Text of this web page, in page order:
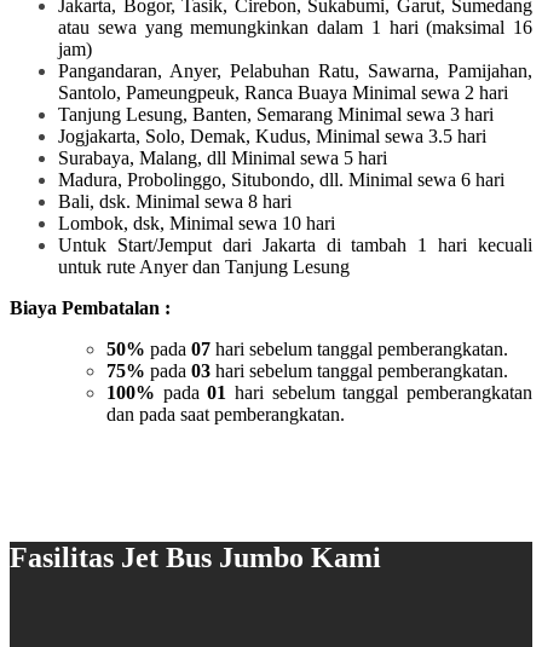
Jakarta, Bogor, Tasik, Cirebon, Sukabumi, Garut, Sumedang
atau sewa yang memungkinkan dalam 1 hari (maksimal 16
jam)
Pangandaran, Anyer, Pelabuhan Ratu, Sawarna, Pamijahan,
Santolo, Pameungpeuk, Ranca Buaya Minimal sewa 2 hari
Tanjung Lesung, Banten, Semarang Minimal sewa 3 hari
Jogjakarta, Solo, Demak, Kudus, Minimal sewa 3.5 hari
Surabaya, Malang, dll Minimal sewa 5 hari
Madura, Probolinggo, Situbondo, dll. Minimal sewa 6 hari
Bali, dsk. Minimal sewa 8 hari
Lombok, dsk, Minimal sewa 10 hari
Untuk Start/Jemput dari Jakarta di tambah 1 hari kecuali
untuk rute Anyer dan Tanjung Lesung
Biaya Pembatalan :
50% pada 07 hari sebelum tanggal pemberangkatan.
75% pada 03 hari sebelum tanggal pemberangkatan.
100% pada01 hari sebelum tanggal pemberangkatan
dan pada saat pemberangkatan.
Fasilitas Jet Bus Jumbo Kami